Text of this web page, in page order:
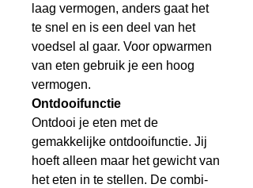
laag vermogen, anders gaat het
te snel en is een deel van het
voedsel al gaar. Voor opwarmen
van eten gebruik je een hoog
vermogen.
Ontdooifunctie
Ontdooi je eten met de
gemakkelijke ontdooifunctie. Jij
hoeft alleen maar het gewicht van
het eten in te stellen. De combi-